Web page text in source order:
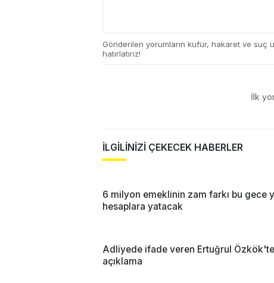
Gönderilen yorumların küfür, hakaret ve suç
hatırlatırız!
İlk
İLGİLİNİZİ ÇEKECEK HABERLER
6 milyon emeklinin zam farkı bu gece
hesaplara yatacak
Adliyede ifade veren Ertuğrul
açıklama